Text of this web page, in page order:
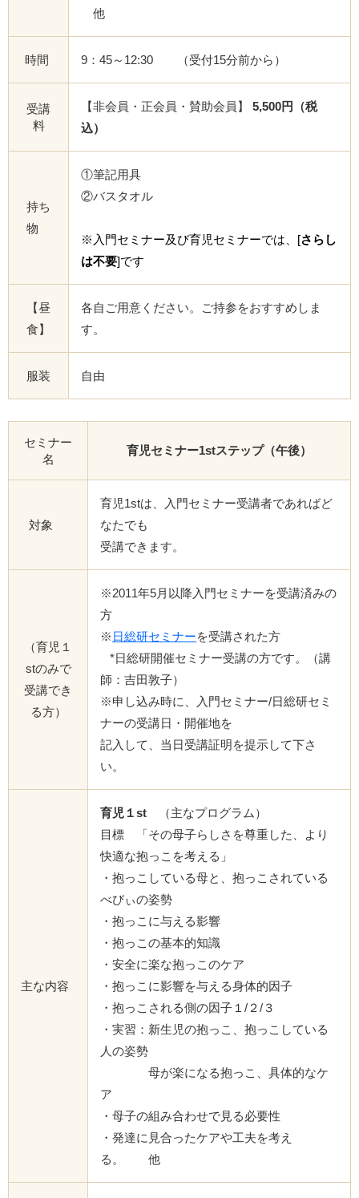
他
時間 9：45～12:30 （受付15分前から）
受講
料
【非会員・正会員・賛助会員】 5,500円（税
込）
持ち
物
①筆記用具
②バスタオル
※入門セミナー及び育児セミナーでは、[さらし
は不要]です
【昼
食】
各自ご用意ください。ご持参をおすすめしま
す。
服装 自由
セミナー
名
育児セミナー1stステップ（午後）
対象
育児1stは、入門セミナー受講者であればど
なたでも
受講できます。
（育児１
stのみで
受講でき
る方）
※2011年5月以降入門セミナーを受講済みの
方
※ 日総研セミナーを受講された方
*日総研開催セミナー受講の方です。（講
師：吉田敦子）
※申し込み時に、入門セミナー/日総研セミ
ナーの受講日・開催地を
記入して、当日受講証明を提示して下さ
い。
主な内容
育児１st （主なプログラム）
目標 「その母子らしさを尊重した、より
快適な抱っこを考える」
・抱っこしている母と、抱っこされている
べびぃの姿勢
・抱っこに与える影響
・抱っこの基本的知識
・安全に楽な抱っこのケア
・抱っこに影響を与える身体的因子
・抱っこされる側の因子１/２/３
・実習：新生児の抱っこ、抱っこしている
人の姿勢
母が楽になる抱っこ、具体的なケ
ア
・母子の組み合わせで見る必要性
・発達に見合ったケアや工夫を考え
る。 他